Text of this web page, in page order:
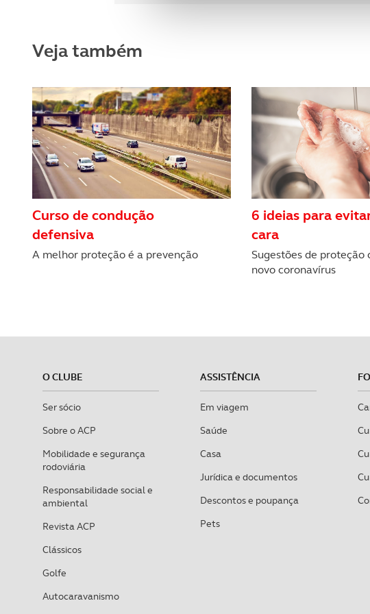
consentimento e quando tal se afigure
Realçamos que o bloqueio de certo tipo
navegação no Website e nos serviços
Consulte a política de cookies do site.
Veja também
Curso de condução
defensiva
A melhor proteção é a prevenção
6 ideias para
cara
Sugestões de proteção
novo coronavírus
O CLUBE
Ser sócio
Sobre o ACP
Mobilidade e segurança
rodoviária
Responsabilidade social e
ambiental
Revista ACP
Clássicos
Golfe
Autocaravanismo
ASSISTÊNCIA
Em viagem
Saúde
Casa
Jurídica e documentos
Descontos e poupança
Pets